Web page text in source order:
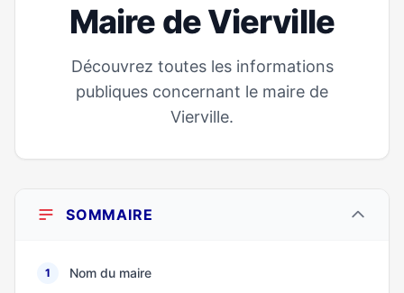
Maire de Vierville
Découvrez toutes les informations
publiques concernant le maire de
Vierville.
SOMMAIRE
1 Nom du maire